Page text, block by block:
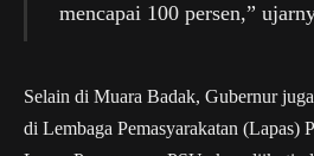
mencapai 100 persen,”
Selain di Muara Badak, Gubernur
di Lembaga Pemasyarakatan (Lapas)